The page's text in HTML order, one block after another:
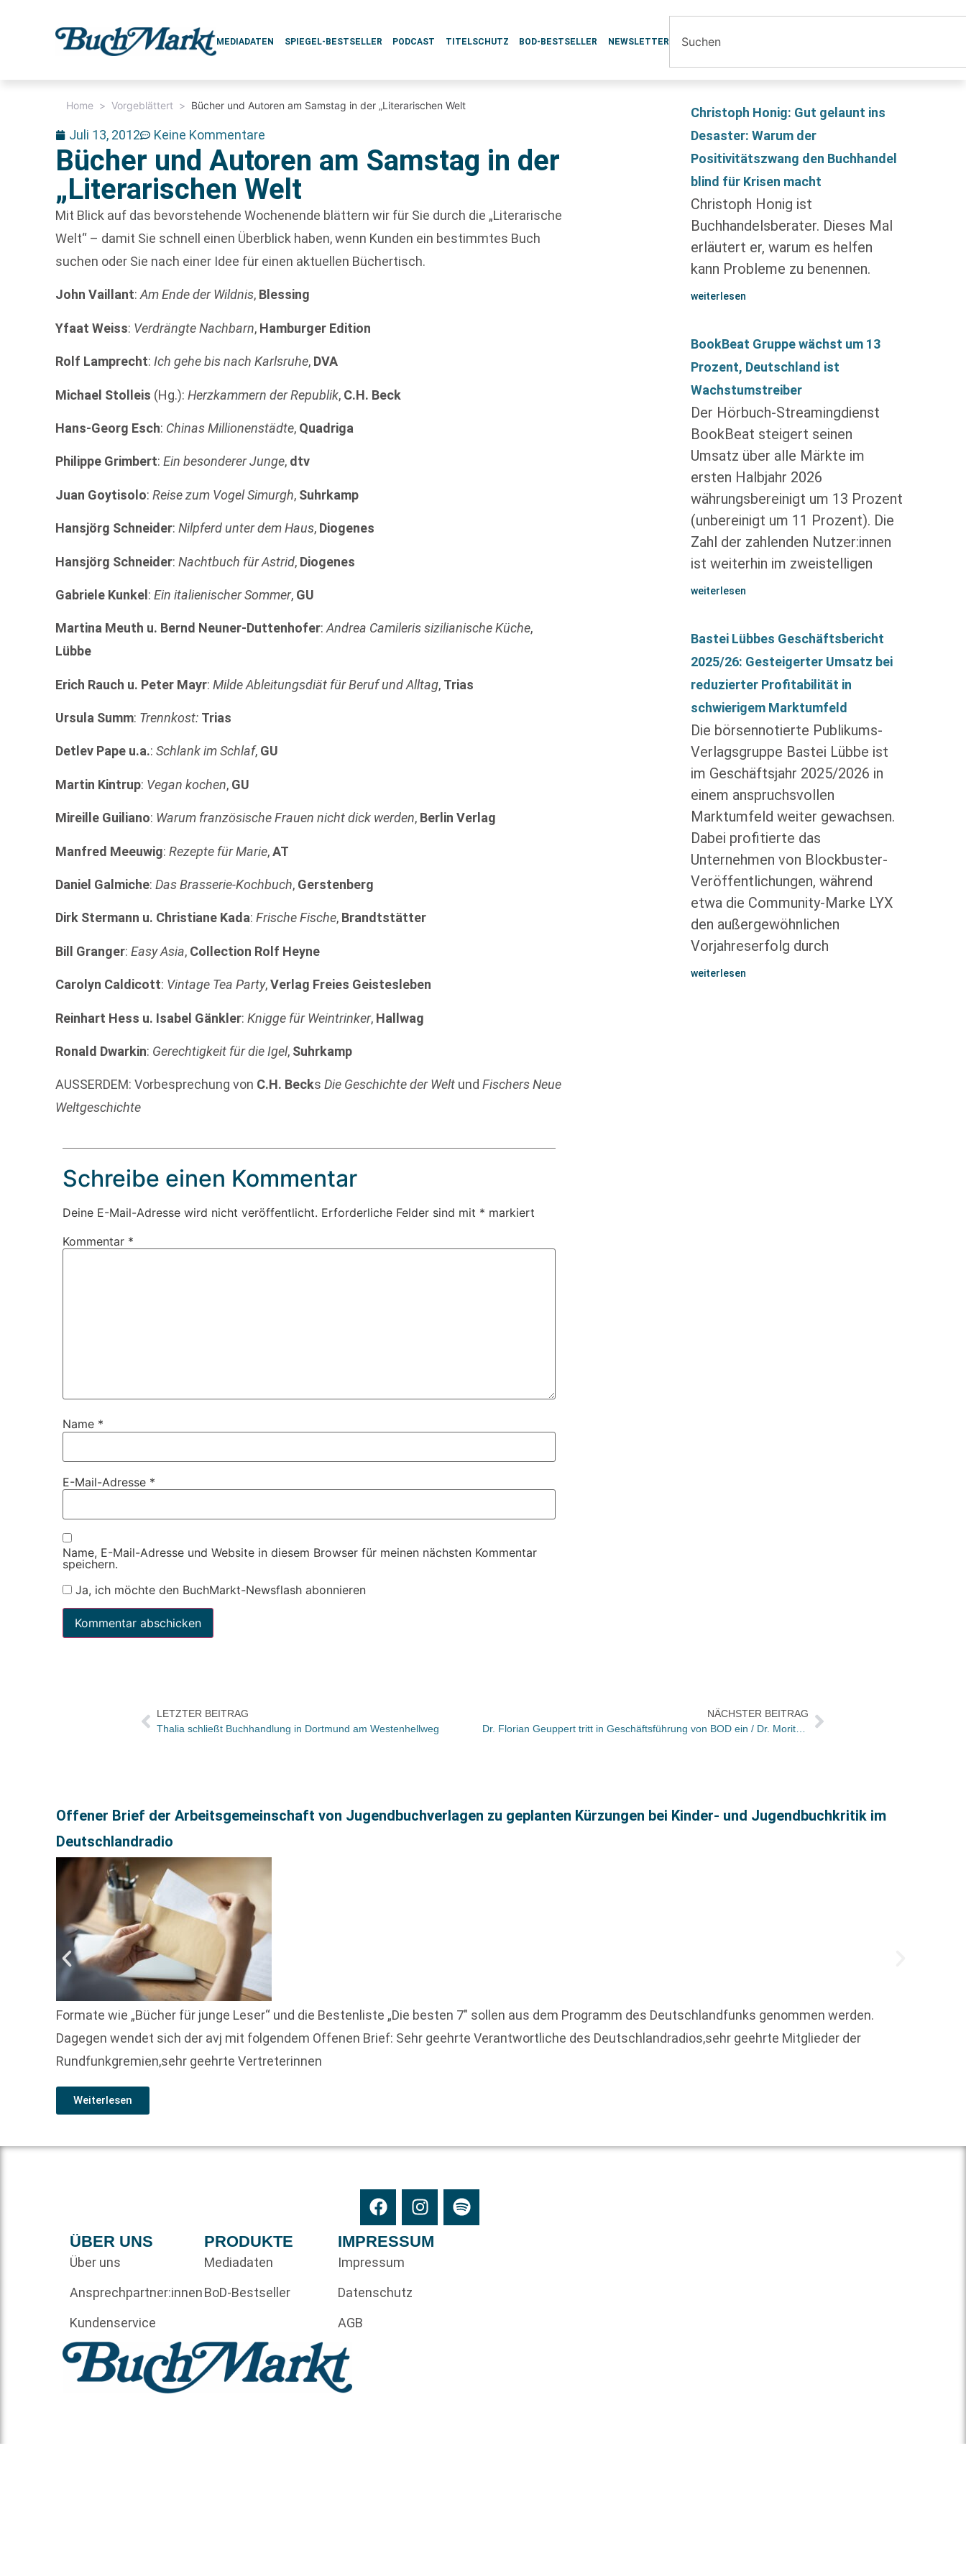
MEDIADATEN SPIEGEL-BESTSELLER PODCAST TITELSCHUTZ BOD-BESTSELLER NEWSLETTER
Home > Vorgeblättert > Bücher und Autoren am Samstag in der „Literarischen Welt
Juli 13, 2012 Keine Kommentare
Bücher und Autoren am Samstag in der
„Literarischen Welt
Mit Blick auf das bevorstehende Wochenende blättern wir für Sie durch die „Literarische
Welt“ – damit Sie schnell einen Überblick haben, wenn Kunden ein bestimmtes Buch
suchen oder Sie nach einer Idee für einen aktuellen Büchertisch.
John Vaillant:Am Ende der Wildnis, Blessing
Yfaat Weiss: Verdrängte Nachbarn, Hamburger Edition
Rolf Lamprecht: Ich gehe bis nach Karlsruhe, DVA
Michael Stolleis (Hg.):Herzkammern der Republik, C.H. Beck
Hans-Georg Esch: Chinas Millionenstädte, Quadriga
Philippe Grimbert:Ein besonderer Junge, dtv
Juan Goytisolo:Reise zum Vogel Simurgh, Suhrkamp
Hansjörg Schneider:Nilpferd unter dem Haus, Diogenes
Hansjörg Schneider:Nachtbuch für Astrid, Diogenes
Gabriele Kunkel :Ein italienischer Sommer, GU
Martina Meuth u. Bernd Neuner-Duttenhofer:Andrea Camileris sizilianische Küche,
Lübbe
Erich Rauch u. Peter Mayr:Milde Ableitungsdiät für Beruf und Alltag, Trias
Ursula Summ: Trennkost: Trias
Detlev Pape u.a.:Schlank im Schlaf, GU
Martin Kintrup: Vegan kochen, GU
Mireille Guiliano: Warum französische Frauen nicht dick werden, Berlin Verlag
Manfred Meeuwig:Rezepte für Marie,AT
Daniel Galmiche:Das Brasserie-Kochbuch, Gerstenberg
Dirk Stermann u. Christiane Kada:Frische Fische, Brandtstätter
Bill Granger:Easy Asia, Collection Rolf Heyne
Carolyn Caldicott: Vintage Tea Party,Verlag Freies Geistesleben
Reinhart Hess u. Isabel Gänkler:Knigge für Weintrinker, Hallwag
Ronald Dwarkin: Gerechtigkeit für die Igel, Suhrkamp
AUSSERDEM: Vorbesprechung von C.H. BecksDie Geschichte der Welt undFischers Neue
Weltgeschichte
Schreibe einen Kommentar
Deine E-Mail-Adresse wird nicht veröffentlicht. Erforderliche Felder sind mit * markiert
Kommentar *
Name *
E-Mail-Adresse *
Name, E-Mail-Adresse und Website in diesem Browser für meinen nächsten Kommentar
speichern.
Ja, ich möchte den BuchMarkt-Newsflash abonnieren
Christoph Honig: Gut gelaunt ins
Desaster: Warum der
Positivitätszwang den Buchhandel
blind für Krisen macht
Christoph Honig ist
Buchhandelsberater. Dieses Mal
erläutert er, warum es helfen
kann Probleme zu benennen.
weiterlesen
BookBeat Gruppe wächst um 13
Prozent, Deutschland ist
Wachstumstreiber
Der Hörbuch-Streamingdienst
BookBeat steigert seinen
Umsatz über alle Märkte im
ersten Halbjahr 2026
währungsbereinigt um 13 Prozent
(unbereinigt um 11 Prozent). Die
Zahl der zahlenden Nutzer:innen
ist weiterhin im zweistelligen
weiterlesen
Bastei Lübbes Geschäftsbericht
2025/26: Gesteigerter Umsatz bei
reduzierter Profitabilität in
schwierigem Marktumfeld
Die börsennotierte Publikums-
Verlagsgruppe Bastei Lübbe ist
im Geschäftsjahr 2025/2026 in
einem anspruchsvollen
Marktumfeld weiter gewachsen.
Dabei profitierte das
Unternehmen von Blockbuster-
Veröffentlichungen, während
etwa die Community-Marke LYX
den außergewöhnlichen
Vorjahreserfolg durch
weiterlesen
LETZTER BEITRAG
Thalia schließt Buchhandlung in Dortmund am Westenhellweg
NÄCHSTER BEITRAG
Offener Brief der Arbeitsgemeinschaft von Jugendbuchverlagen zu geplanten Kürzungen bei Kinder- und Jugendbuchkritik im
Deutschlandradio
Formate wie „Bücher für junge Leser“ und die Bestenliste „Die besten 7″ sollen aus dem Programm des Deutschlandfunks genommen werden.
Dagegen wendet sich der avj mit folgendem Offenen Brief: Sehr geehrte Verantwortliche des Deutschlandradios,sehr geehrte Mitglieder der
Rundfunkgremien,sehr geehrte Vertreterinnen
Weiterlesen
ÜBER UNS
Über uns
Ansprechpartner:innen
Kundenservice
PRODUKTE
Mediadaten
BoD-Bestseller
IMPRESSUM
Impressum
Datenschutz
AGB